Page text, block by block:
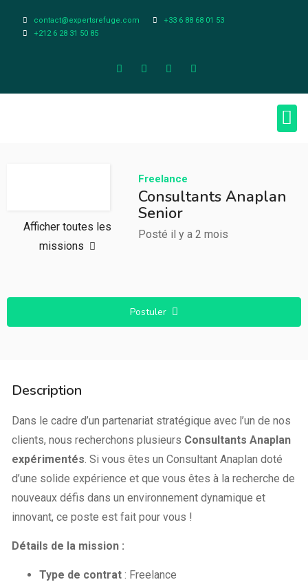
contact@expertsrefuge.com
+33 6 88 68 01 53
+212 6 28 31 50 85
Afficher toutes les
missions
Freelance
Consultants Anaplan
Senior
Posté il y a 2 mois
Postuler
Description
Dans le cadre d’un partenariat stratégique avec l’un de nos
clients, nous recherchons plusieurs Consultants Anaplan
expérimentés. Si vous êtes un Consultant Anaplan doté
d’une solide expérience et que vous êtes à la recherche de
nouveaux défis dans un environnement dynamique et
innovant, ce poste est fait pour vous !
Détails de la mission :
Type de contrat: Freelance